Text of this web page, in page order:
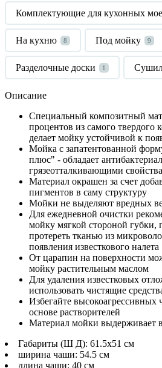
Комплектующие для кухонных
На кухню 8 Под мойку 9
Разделочные доски 1
Описание
Специальный композитный
процентов из самого твердого
делает мойку устойчивой к
Мойка с запатентованной
плюс" - обладает
грязеотталкивающими
Материал окрашен за счет
пигментов в саму структуру
Мойки не выделяют вредных
Для ежедневной очистки
мойку мягкой стороной губки,
протереть тканью из
появления известкового налета
От царапин на поверхности
мойку растительным маслом
Для удаления известковых
использовать чистящие
Избегайте высокоагрессивных
основе растворителей
Материал мойки выдерживает
Габариты (Ш Д): 61.5x51 см
ширина чаши: 54.5 см
длина чаши: 40 см